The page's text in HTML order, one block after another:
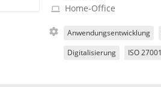
Home-Office
Anwendungsentwicklung
Digitalisierung ISO 27001